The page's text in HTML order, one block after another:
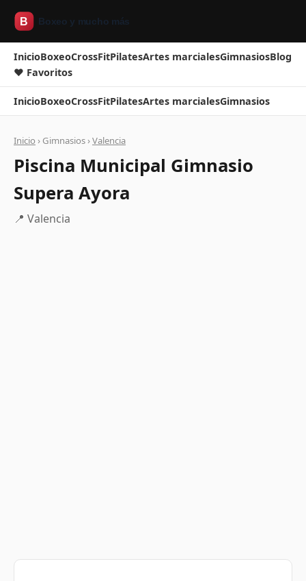
InicioBoxeoCrossFitPilatesArtes marcialesGimnasiosBlog
❤ Favoritos
InicioBoxeoCrossFitPilatesArtes marcialesGimnasios
Inicio › Gimnasios ›Valencia
Piscina Municipal Gimnasio
Supera Ayora
📍 Valencia